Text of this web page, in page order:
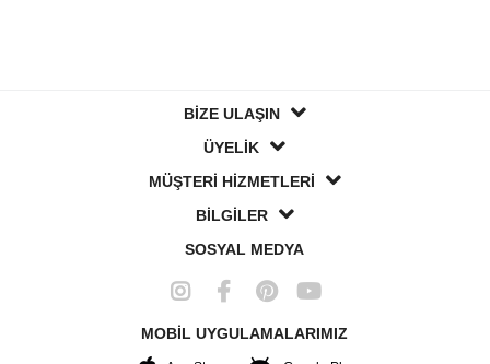
BİZE ULAŞIN
ÜYELİK
MÜŞTERİ HİZMETLERİ
BİLGİLER
SOSYAL MEDYA
MOBİL UYGULAMALARIMIZ